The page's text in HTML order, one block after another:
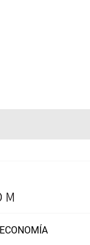
ECONOMÍA